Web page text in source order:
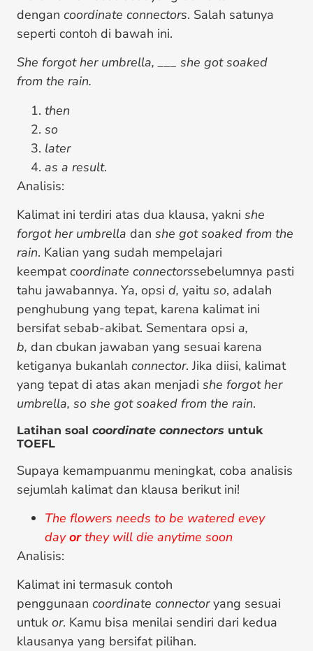
dengan coordinate connectors. Salah satunya
seperti contoh di bawah ini.
She forgot her umbrella, ___ she got soaked
from the rain.
then
so
later
as a result.
Analisis:
Kalimat ini terdiri atas dua klausa, yakni she
forgot her umbrella dan she got soaked from the
rain. Kalian yang sudah mempelajari
keempatcoordinate connectorssebelumnya pasti
tahu jawabannya. Ya, opsi d, yaitu so, adalah
penghubung yang tepat, karena kalimat ini
bersifat sebab-akibat. Sementara opsi a,
b, dan cbukan jawaban yang sesuai karena
ketiganya bukanlah connector. Jika diisi, kalimat
yang tepat di atas akan menjadi she forgot her
umbrella, so she got soaked from the rain.
Latihan soal coordinate connectors untuk
TOEFL
Supaya kemampuanmu meningkat, coba analisis
sejumlah kalimat dan klausa berikut ini!
The flowers needs to be watered evey
dayorthey will die anytime soon
Analisis:
Kalimat ini termasuk contoh
penggunaan coordinate connectoryang sesuai
untuk or. Kamu bisa menilai sendiri dari kedua
klausanya yang bersifat pilihan.